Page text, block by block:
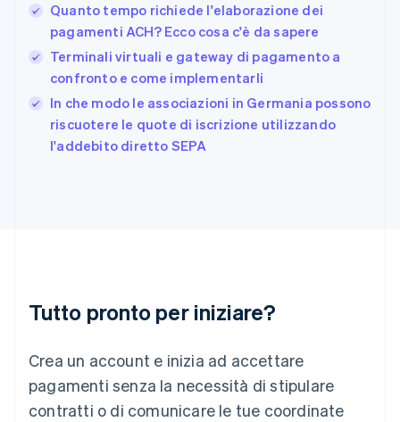
Quanto tempo richiede l'elaborazione dei
pagamenti ACH? Ecco cosa c'è da sapere
Terminali virtuali e gateway di pagamento a
confronto e come implementarli
In che modo le associazioni in Germania possono
riscuotere le quote di iscrizione utilizzando
l'addebito diretto SEPA
Tutto pronto per iniziare?
Crea un account e inizia ad accettare
pagamenti senza la necessità di stipulare
contratti o di comunicare le tue coordinate
DeutschEnglish
Giappone
日本語English
English
Grecia
English
India
Lituania
Lussemburgo
Deutsch English
Malaysia
English 简体中文